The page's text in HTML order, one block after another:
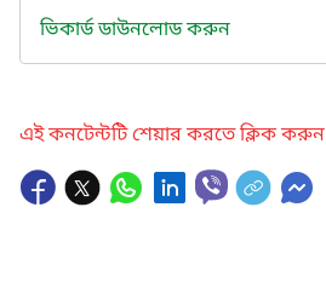
ভিকার্ড ডাউনলোড করুন
এই কনটেন্টটি শেয়ার করতে ক্লিক করুন